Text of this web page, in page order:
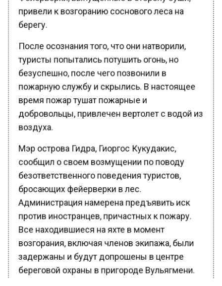
привели к возгоранию соснового леса на
берегу.
После осознания того, что они натворили,
туристы попытались потушить огонь, но
безуспешно, после чего позвонили в
пожарную службу и скрылись. В настоящее
время пожар тушат пожарные и
добровольцы, привлечен вертолет с водой из
воздуха.
Мэр острова Гидра, Гиоргос Кукудакис,
сообщил о своем возмущении по поводу
безответственного поведения туристов,
бросающих фейерверки в лес.
Администрация намерена предъявить иск
против иностранцев, причастных к пожару.
Все находившиеся на яхте в момент
возгорания, включая членов экипажа, были
задержаны и будут допрошены в центре
береговой охраны в пригороде Вульягмени.